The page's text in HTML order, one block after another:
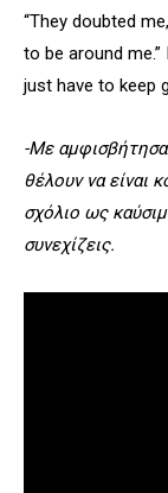
“They doubted
to be around
just have to keep
-Με
θέλουν να είναι
σχόλιο ως
συνεχίζεις.